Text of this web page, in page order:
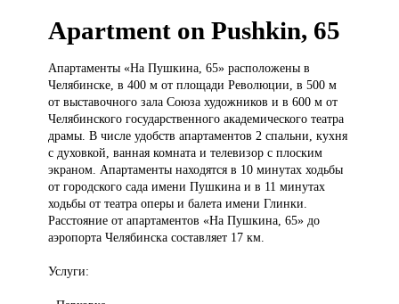
Apartment on Pushkin, 65
Апартаменты «НаПушкина, 65» расположены в
Челябинске, в 400 м от площади Революции, в 500 м
от выставочного зала Союза художников и в 600 м от
Челябинского государственного академического театра
драмы. В числе удобств апартаментов 2 спальни, кухня
с духовкой, ванная комната и телевизор с плоским
экраном. Апартаменты находятся в 10 минутах ходьбы
от городского сада имени Пушкина и в 11 минутах
ходьбы от театра оперы и балета имени Глинки.
Расстояние от апартаментов «На Пушкина, 65» до
аэропорта Челябинска составляет 17 км.
Услуги: